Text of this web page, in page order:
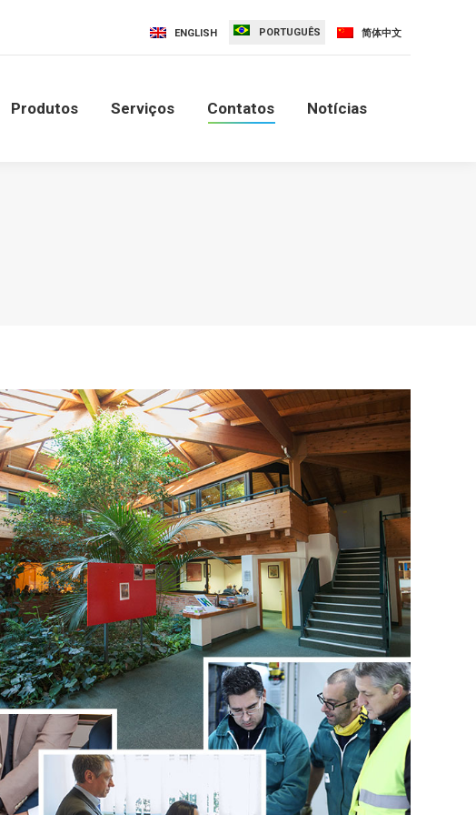
ENGLISH PORTUGUÊS 简体中文
Produtos Serviços Contatos Notícias
Contatos Notícias